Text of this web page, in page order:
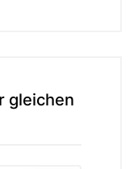
gleichen